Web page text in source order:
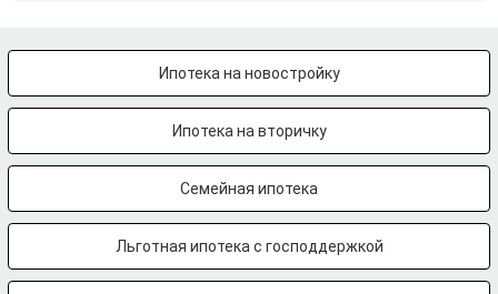
Ипотека на новостройку
Ипотека на вторичку
Семейная ипотека
Льготная ипотека с господдержкой